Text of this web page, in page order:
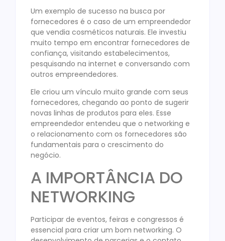
Um exemplo de sucesso na busca por
fornecedores é o caso de um empreendedor
que vendia cosméticos naturais. Ele investiu
muito tempo em encontrar fornecedores de
confiança, visitando estabelecimentos,
pesquisando na internet e conversando com
outros empreendedores.
Ele criou um vínculo muito grande com seus
fornecedores, chegando ao ponto de sugerir
novas linhas de produtos para eles. Esse
empreendedor entendeu que o networking e
o relacionamento com os fornecedores são
fundamentais para o crescimento do
negócio.
A IMPORTÂNCIA DO
NETWORKING
Participar de eventos, feiras e congressos é
essencial para criar um bom networking. O